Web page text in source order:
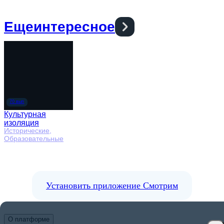
Ещеинтересное
Культурная
изоляция
Исторические,
Образовательные
Установить приложение Смотрим
О платформе